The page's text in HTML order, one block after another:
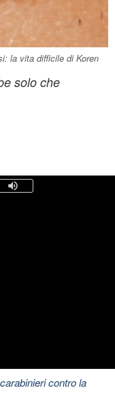
la vita difficile di Koren
solo che
contro la